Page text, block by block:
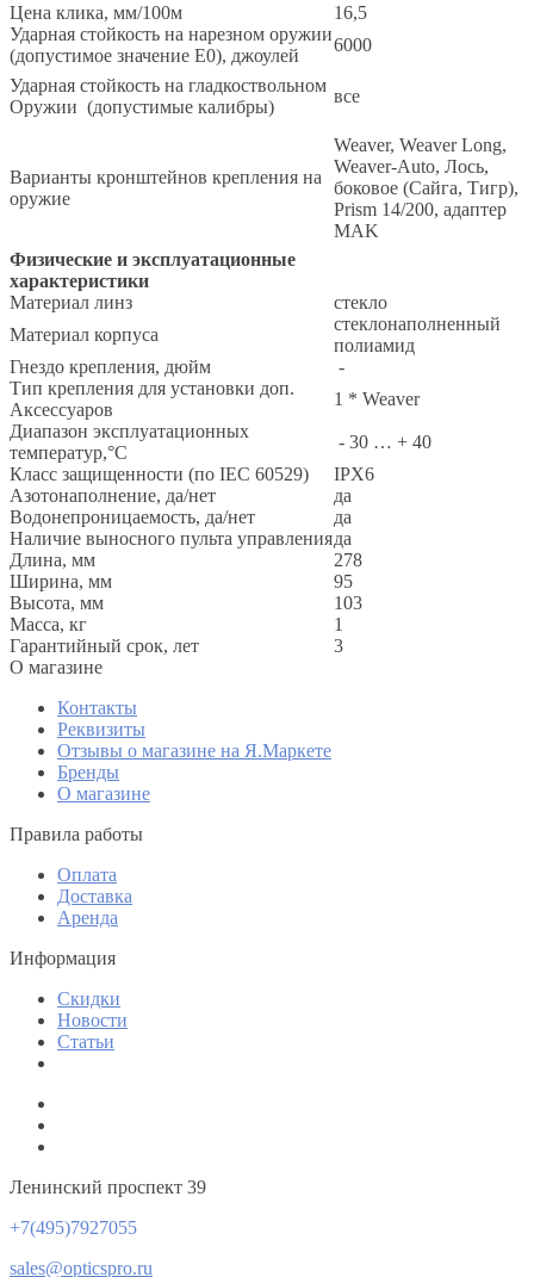
Цена клика, мм/100м
16,5
Ударная стойкость на нарезном оружии
(допустимое значение E0), джоулей
6000
Ударная стойкость на гладкоствольном
Оружии (допустимые калибры)
все
Варианты кронштейнов крепления на
оружие
Weaver, Weaver Long,
Weaver-Auto, Лось,
боковое (Сайга, Тигр),
Prism 14/200, адаптер
MAK
Физические и эксплуатационные
характеристики
Материал линз
стекло
Материал корпуса
стеклонаполненный
полиамид
Гнездо крепления, дюйм
-
Тип крепления для установки доп.
Аксессуаров
1 * Weaver
Диапазон эксплуатационных
температур,°С
- 30 … + 40
Класс защищенности (по IEC 60529)
IPX6
Азотонаполнение, да/нет
да
Водонепроницаемость, да/нет
да
Наличие выносного пульта управленияда
Длина, мм
278
Ширина, мм
95
Высота, мм
103
Масса, кг
1
Гарантийный срок, лет
3
O магазине
Контакты
Реквизиты
Отзывы о магазине на Я.Маркете
Бренды
О магазине
Правила работы
Оплата
Доставка
Аренда
Информация
Скидки
Новости
Статьи
Ленинский проспект 39
+7(495)7927055
sales@opticspro.ru